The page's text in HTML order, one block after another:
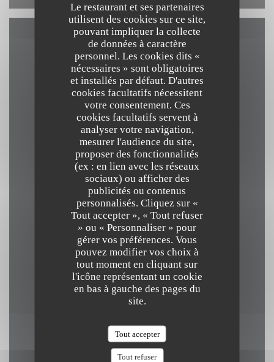
Le restaurant et ses partenaires
utilisent des cookies sur ce site,
pouvant impliquer la collecte
de données à caractère
personnel. Les cookies dits «
nécessaires » sont obligatoires
et installés par défaut. D'autres
cookies facultatifs nécessitent
votre consentement. Ces
cookies facultatifs servent à
analyser votre navigation,
mesurer l'audience du site,
proposer des fonctionnalités
(ex : en lien avec les réseaux
sociaux) ou afficher des
publicités ou contenus
personnalisés. Cliquez sur «
Tout accepter », « Tout refuser
» ou « Personnaliser » pour
gérer vos préférences. Vous
pouvez modifier vos choix à
tout moment en cliquant sur
l'icône représentant un cookie
en bas à gauche des pages du
site.
Tout accepter
Tout refuser
Infos pratiques
Cuisine
Française
Type de restaurant
Restaurant Bistronomique
Services
Privatisation
Moyens de paiement
Ticket Restaurant, Carte bancaire, Espèces
Horaires